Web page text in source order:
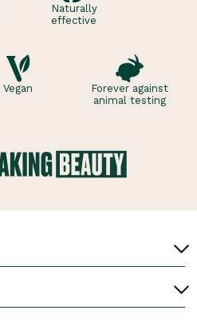
Naturally
effective
Vegan
Forever against
animal testing